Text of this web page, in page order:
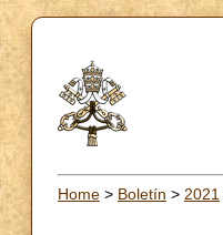
Home > Boletín > 2021